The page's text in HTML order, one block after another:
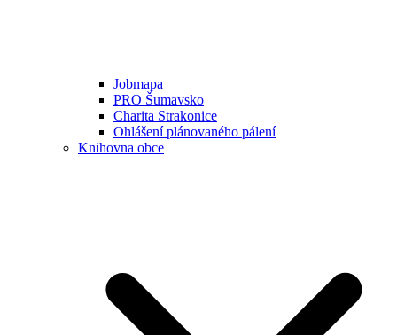
Jobmapa
PRO Šumavsko
Charita Strakonice
Ohlášení plánovaného pálení
Knihovna obce